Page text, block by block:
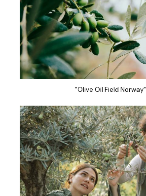
"Olive Oil Field Norway"